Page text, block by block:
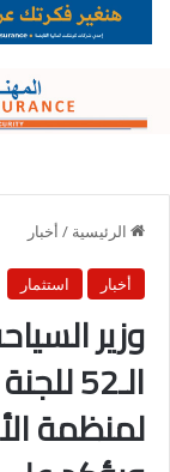
الرئيسية / أخبار
أخبار استثمار
وزير
لمنظمة